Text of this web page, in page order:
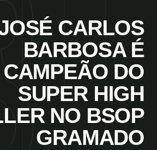
CARLOS
BARBOSA É
CAMPEÃO DO
SUPER HIGH
NO BSOP
GRAMADO